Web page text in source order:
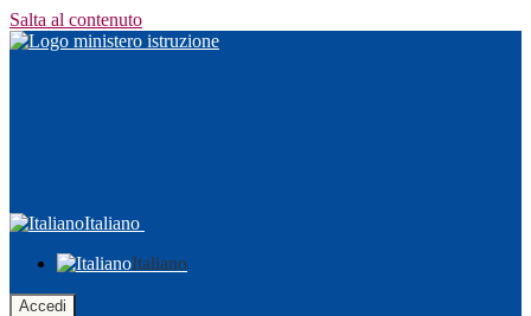
Salta al contenuto
Italiano
Italiano
Accedi